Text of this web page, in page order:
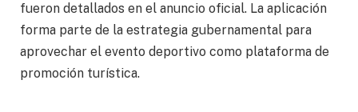
fueron detallados en el anuncio oficial. La aplicación
forma parte de la estrategia gubernamental para
aprovechar el evento deportivo como plataforma de
promoción turística.